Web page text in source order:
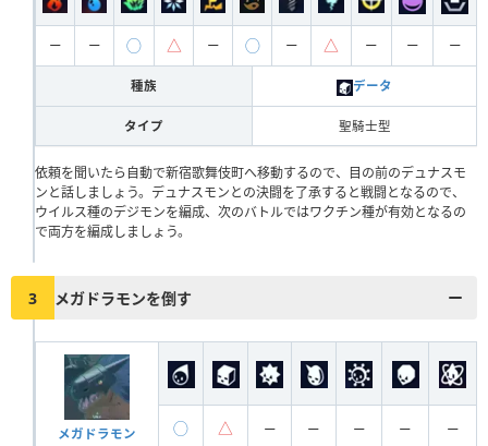
ー ー ◯ △ ー ◯ ー △ ー ー ー
種族 データ
タイプ 聖騎士型
依頼を聞いたら自動で新宿歌舞伎町へ移動するので、目の前のデュナスモ
ンと話しましょう。デュナスモンとの決闘を了承すると戦闘となるので、
ウイルス種のデジモンを編成、次のバトルではワクチン種が有効となるの
で両方を編成しましょう。
3 メガドラモンを倒す
メガドラモン ◯ △ ー ー ー ー ー